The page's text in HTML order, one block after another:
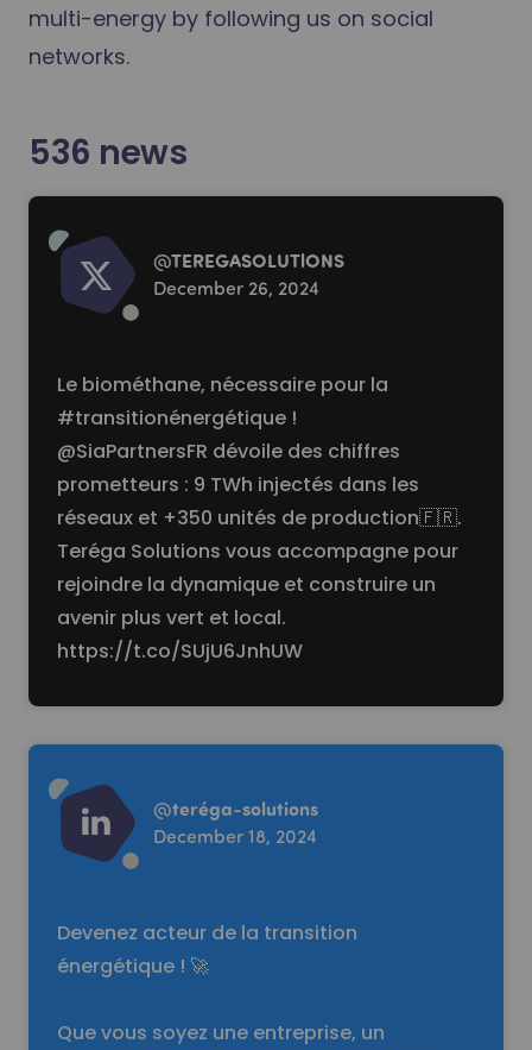
multi-energy by following us on social
networks.
536 news
Read more
@TEREGASOLUTlONS
December 26, 2024
Le biométhane, nécessaire pour la
#transitionénergétique !
@SiaPartnersFR dévoile des chiffres
prometteurs : 9 TWh injectés dans les
réseaux et +350 unités de production🇫🇷.
Teréga Solutions vous accompagne pour
rejoindre la dynamique et construire un
avenir plus vert et local.
https://t.co/SUjU6JnhUW
Read more
@teréga-solutions
December 18, 2024
Devenez acteur de la transition
énergétique ! 🚀
Que vous soyez une entreprise, un